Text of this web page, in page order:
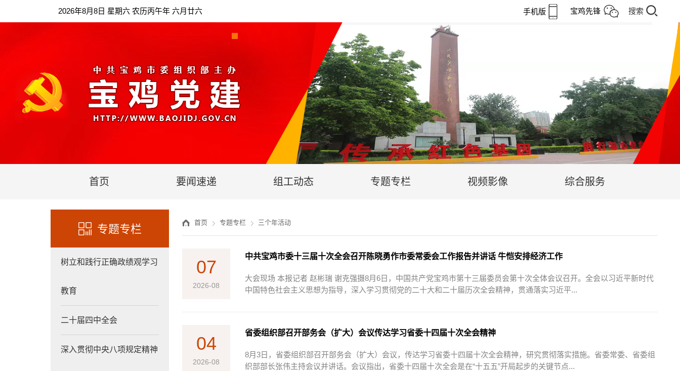
2026年8月8日 星期六 农历丙午年 六月廿六 手机版 宝鸡先锋 搜索
首页 要闻速递 组工动态 专题专栏 视频影像 综合服务
专题专栏
树立和践行正确政绩观学习
教育
二十届四中全会
深入贯彻中央八项规定精神
首页 专题专栏 三个年活动
07
2026-08
中共宝鸡市委十三届十次全会召开陈晓勇作市委常委会工作报告并讲话 牛恺安排经济工作
​大会现场 本报记者 赵彬瑞 谢克强摄8月6日，中国共产党宝鸡市第十三届委员会第十次全体会议召开。全会以习近平新时代
中国特色社会主义思想为指导，深入学习贯彻党的二十大和二十届历次全会精神，贯通落实习近平...
04
2026-08
省委组织部召开部务会（扩大）会议传达学习省委十四届十次全会精神
8月3日，省委组织部召开部务会（扩大）会议，传达学习省委十四届十次全会精神，研究贯彻落实措施。省委常委、省委组
织部部长张伟主持会议并讲话。会议指出，省委十四届十次全会是在“十五五”开局起步的关键节点...